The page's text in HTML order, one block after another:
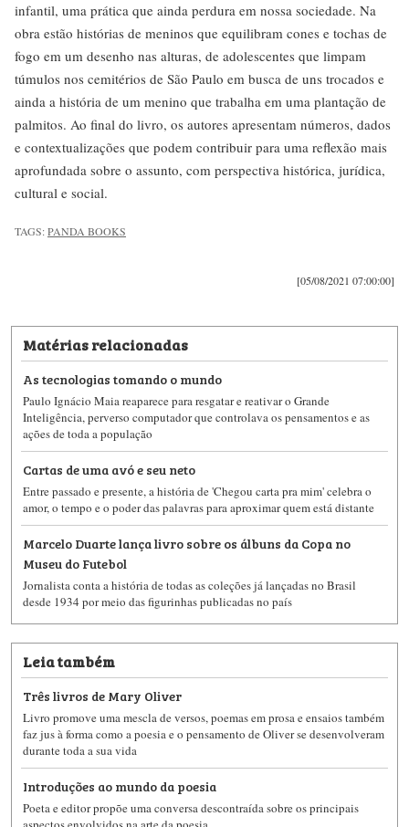
infantil, uma prática que ainda perdura em nossa sociedade. Na
obra estão histórias de meninos que equilibram cones e tochas de
fogo em um desenho nas alturas, de adolescentes que limpam
túmulos nos cemitérios de São Paulo em busca de uns trocados e
ainda a história de um menino que trabalha em uma plantação de
palmitos. Ao final do livro, os autores apresentam números, dados
e contextualizações que podem contribuir para uma reflexão mais
aprofundada sobre o assunto, com perspectiva histórica, jurídica,
cultural e social.
TAGS:PANDA BOOKS
[05/08/2021 07:00:00]
Matérias relacionadas
As tecnologias tomando o mundo
Paulo Ignácio Maia reaparece para resgatar e reativar o Grande
Inteligência, perverso computador que controlava os pensamentos e as
ações de toda a população
Cartas de uma avó e seu neto
Entre passado e presente, a história de 'Chegou carta pra mim' celebra o
amor, o tempo e o poder das palavras para aproximar quem está distante
Marcelo Duarte lança livro sobre os álbuns da Copa no
Museu do Futebol
Jornalista conta a história de todas as coleções já lançadas no Brasil
desde 1934 por meio das figurinhas publicadas no país
Leia também
Três livros de Mary Oliver
Livro promove uma mescla de versos, poemas em prosa e ensaios também
faz jus à forma como a poesia e o pensamento de Oliver se desenvolveram
durante toda a sua vida
Introduções ao mundo da poesia
Poeta e editor propõe uma conversa descontraída sobre os principais